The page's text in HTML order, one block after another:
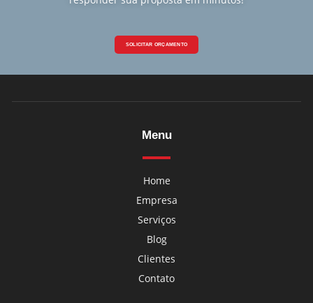
SOLICITAR ORÇAMENTO
Menu
Home
Empresa
Serviços
Blog
Clientes
Contato